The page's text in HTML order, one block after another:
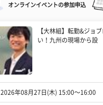
オンラインイベントの参加申込
【大林組】転勤&ジョ
い！九州の現場から設
2026年08月27日(木) 15:00〜16:00